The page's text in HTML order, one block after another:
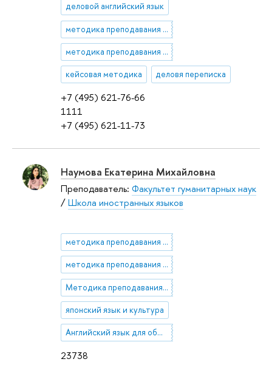
+7 (495) 621-76-66
1111
+7 (495) 621-11-73
деловой английский язык
методика преподавания EAP
методика преподавания ESP
кейсовая методика деловя переписка
23738
Наумова Екатерина Михайловна
Преподаватель: Факультет гуманитарных наук
/Школа иностранных языков
методика преподавания ESP
методика преподавания EAP
Методика преподавания ИЯ
японский язык и культура
Английский язык для общих коммуникативных целей